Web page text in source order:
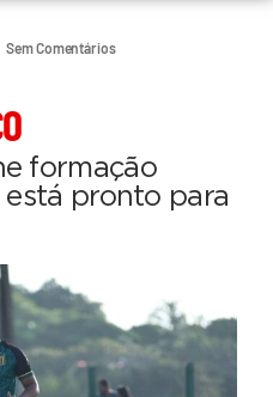
Sem Comentários
formação
pronto para